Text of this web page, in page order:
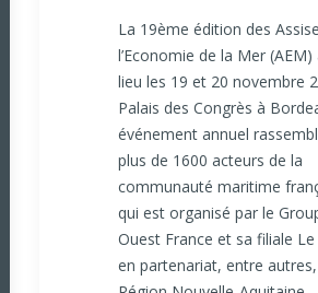
La 19ème édition des
l’Economie de la Mer (AEM)
lieu les 19 et 20 novembre
Palais des Congrès à
événement annuel
plus de 1600 acteurs de la
communauté maritime
qui est organisé par le
Ouest France et sa filiale
en partenariat, entre